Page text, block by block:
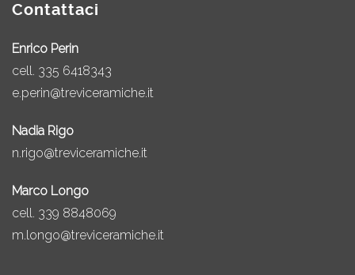
Contattaci
Enrico Perin
cell. 335 6418343
e.perin@treviceramiche.it
Nadia Rigo
n.rigo@treviceramiche.it
Marco Longo
cell. 339 8848069
m.longo@treviceramiche.it